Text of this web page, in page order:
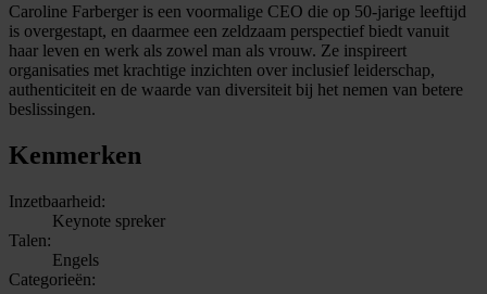
Caroline Farberger is een voormalige CEO die op 50-jarige leeftijd
is overgestapt, en daarmee een zeldzaam perspectief biedt vanuit
haar leven en werk als zowel man als vrouw. Ze inspireert
organisaties met krachtige inzichten over inclusief leiderschap,
authenticiteit en de waarde van diversiteit bij het nemen van betere
beslissingen.
Kenmerken
Inzetbaarheid:
Keynote spreker
Talen:
Engels
Categorieën: